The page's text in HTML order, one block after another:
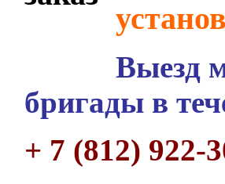
Выезд
бригады в
+ 7 (812) 922-